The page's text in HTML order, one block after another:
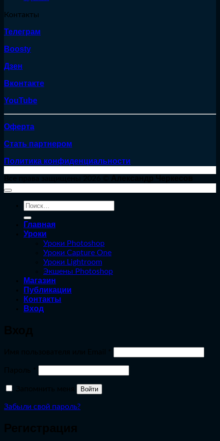
Контакты
Телеграм
Boosty
Дзен
Вконтакте
YouTube
Оферта
Стать партнером
Политика конфиденциальности
Искать:
Главная
Уроки
Уроки Photoshop
Уроки Capture One
Уроки Lightroom
Экшены Photoshop
Магазин
Публикации
Контакты
Вход
Войти
Забыли свой пароль?